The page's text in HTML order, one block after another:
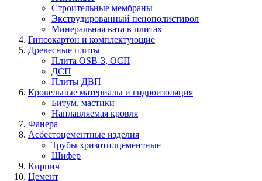
Строительные мембраны
Экструдированный пенополистирол
Минеральная вата в плитах
Гипсокартон и комплектующие
Древесные плиты
Плита OSB-3, ОСП
ДСП
Плиты ДВП
Кровельные материалы и гидроизоляция
Битум, мастики
Наплавляемая кровля
Фанера
Асбестоцементные изделия
Трубы хризотилцементные
Шифер
Кирпич
Цемент